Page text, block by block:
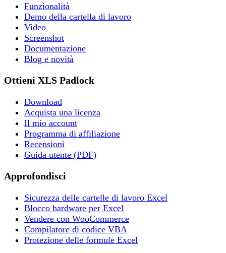
Funzionalità
Demo della cartella di lavoro
Video
Screenshot
Documentazione
Blog e novità
Ottieni XLS Padlock
Download
Acquista una licenza
Il mio account
Programma di affiliazione
Recensioni
Guida utente (PDF)
Approfondisci
Sicurezza delle cartelle di lavoro Excel
Blocco hardware per Excel
Vendere con WooCommerce
Compilatore di codice VBA
Protezione delle formule Excel